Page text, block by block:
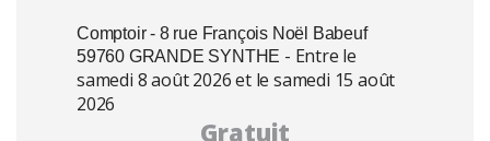
Comptoir - 8 rue François Noël Babeuf
59760 GRANDE SYNTHE - Entre le
samedi 8 août 2026 et le samedi 15 août
2026
Gratuit